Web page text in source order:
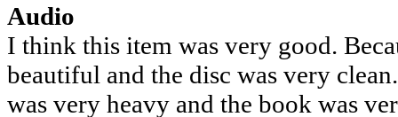
Audio
I think this item was very good.
beautiful and the disc was very
was very heavy and the book was